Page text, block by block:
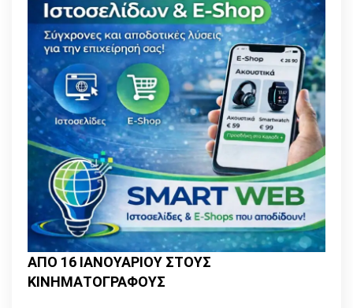
ΑΠΟ 16 ΙΑΝΟΥΑΡΙΟΥ ΣΤΟΥΣ
ΚΙΝΗΜΑΤΟΓΡΑΦΟΥΣ